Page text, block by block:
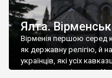
Ялта.
Вірменія першою серед
як державну релігію, й
українців, які усіх
є відданими вірянами